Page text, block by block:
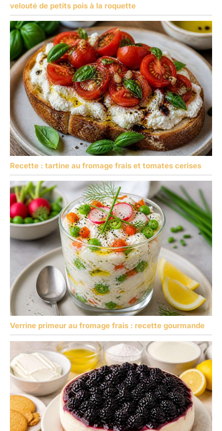
velouté de petits pois à la roquette
Recette : tartine au fromage frais et tomates cerises
Verrine primeur au fromage frais : recette gourmande